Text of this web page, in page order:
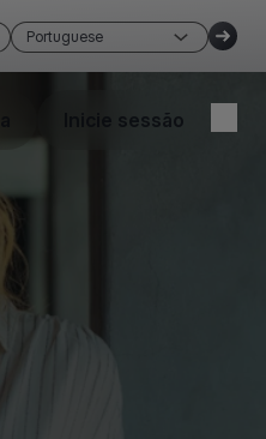
Portuguese
Inicie sessão